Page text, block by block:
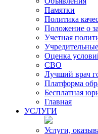
Памятки
Политика
Положение о
Учетная
Оценка
СВО
Лучший врач
Платформа
Бесплатная
Главная
УСЛУГИ
Услуги,